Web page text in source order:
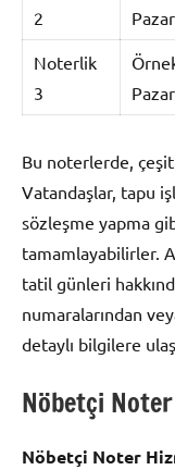
2
Noterlik
3
Bu noterlerde,
Vatandaşlar, tapu
sözleşme yapma
tamamlayabilirler.
tatil günleri
numaralarından
detaylı bilgilere
Nöbetçi
Nöbetçi Noter